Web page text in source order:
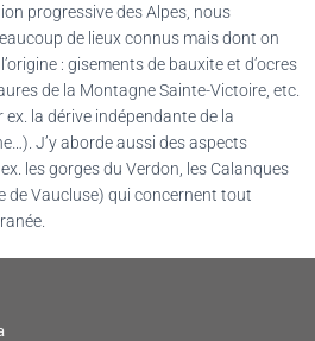
progressive des Alpes, nous
de lieux connus mais dont on
: gisements de bauxite et d’ocres
de la Montagne Sainte-Victoire, etc.
la dérive indépendante de la
J’y aborde aussi des aspects
les gorges du Verdon, les Calanques
de Vaucluse) qui concernent tout